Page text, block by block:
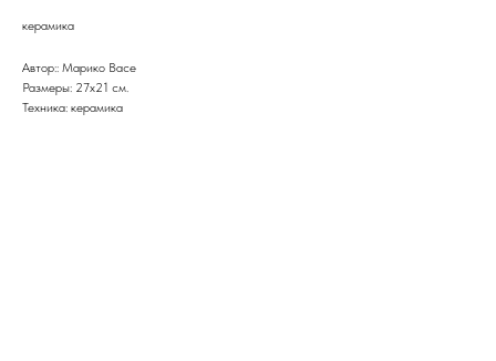
керамика
Автор:: Марико Васе
Размеры: 27х21 см.
Техника: керамика